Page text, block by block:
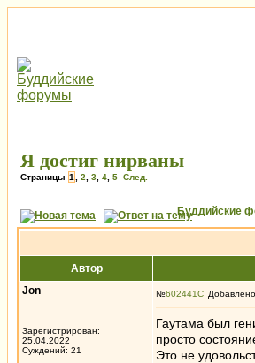
Я достиг нирваны
Страницы 1 2 3 4 5 След.
Буддийские
Автор
Jon
Зарегистрирован:
25.04.2022
Суждений: 21
№602441
Гаутама был
просто
Это не